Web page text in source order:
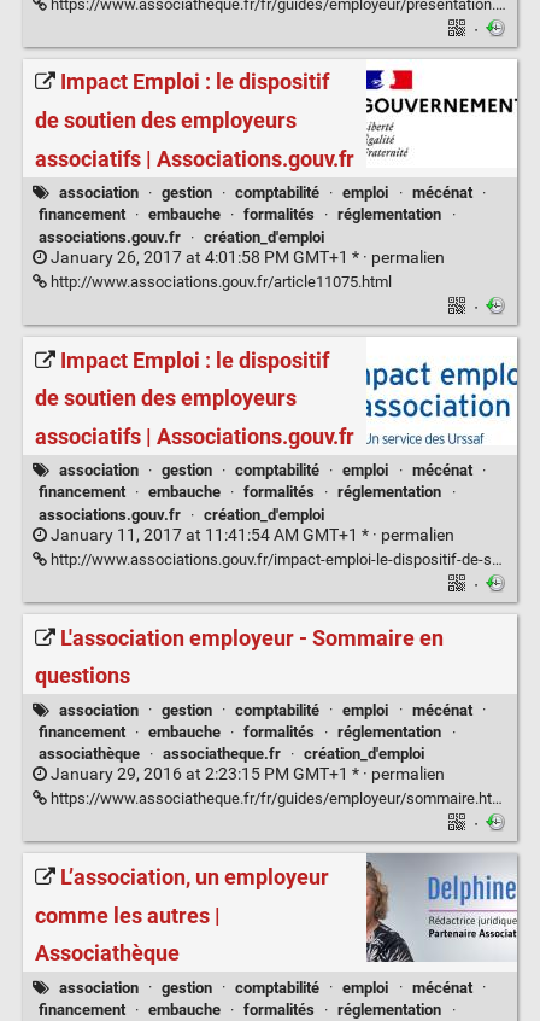
https://www.associatheque.fr/fr/guides/employeur/presentation.html
·
Impact Emploi : le dispositif
de soutien des employeurs
associatifs | Associations.gouv.fr
association · gestion · comptabilité · emploi · mécénat
·
financement
· embauche · formalités · réglementation
·
associations.gouv.fr
· création_d'emploi
January 26, 2017 at 4:01:58 PM GMT+1 * · permalien
http://www.associations.gouv.fr/article11075.html
·
Impact Emploi : le dispositif
de soutien des employeurs
associatifs | Associations.gouv.fr
association · gestion · comptabilité · emploi · mécénat
·
financement
· embauche · formalités · réglementation
·
associations.gouv.fr
· création_d'emploi
January 11, 2017 at 11:41:54 AM GMT+1 * · permalien
http://www.associations.gouv.fr/impact-emploi-le-dispositif-de-soutien-des-employeurs-associatifs.html
·
L'association employeur - Sommaire en
questions
association · gestion · comptabilité · emploi · mécénat
·
financement
· embauche · formalités · réglementation
·
associathèque
· associatheque.fr · création_d'emploi
January 29, 2016 at 2:23:15 PM GMT+1 * · permalien
https://www.associatheque.fr/fr/guides/employeur/sommaire.html
·
L’association, un employeur
comme les autres |
Associathèque
association · gestion · comptabilité · emploi · mécénat
·
financement
· embauche · formalités · réglementation
·